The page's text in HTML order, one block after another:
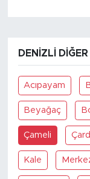
DENIZLI
Acıpayam
Beyağaç
Çameli
Kale